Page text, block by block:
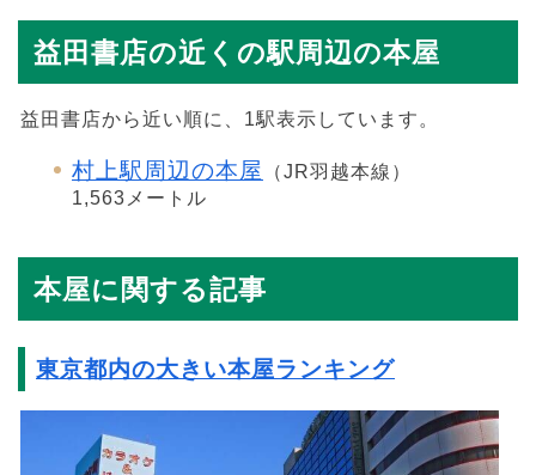
益田書店の近くの駅周辺の本屋
益田書店から近い順に、1駅表示しています。
村上駅周辺の本屋
（JR羽越本線）
1,563メートル
本屋に関する記事
東京都内の大きい本屋ランキング